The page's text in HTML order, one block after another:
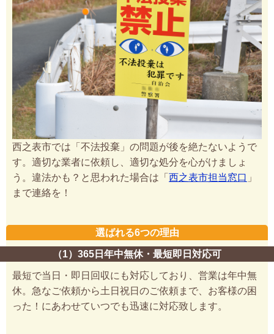
西之表市では「不法投棄」の問題が後を絶たないようで
す。適切な業者に依頼し、適切な処分を心がけましょ
う。違法かも？と思われた場合は「 西之表市担当窓口 」
まで連絡を！
選ばれる6つの理由
（1）365日年中無休・最短即日対応可
最短で当日・即日回収にも対応しており、営業は年中無
休。急なご依頼から土日祝日のご依頼まで、お客様の困
った！にあわせていつでも迅速に対応致します。